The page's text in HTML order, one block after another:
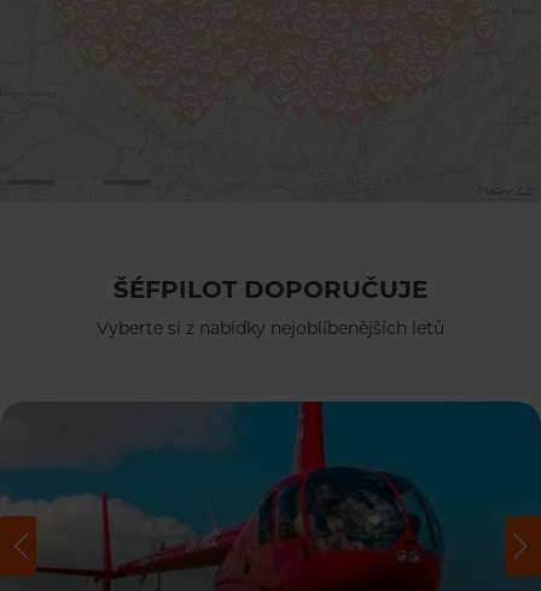
ŠÉFPILOT DOPORUČUJE
Vyberte si z nabídky nejoblíbenějších letů